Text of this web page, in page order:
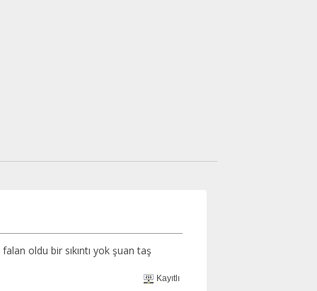
oldu bir sıkıntı yok şuan taş
Kayıtlı